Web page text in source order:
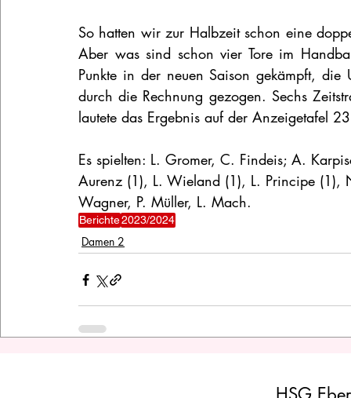
So hatten wir zur Halbzeit schon eine
Aber was sind schon vier Tore im
Punkte in der neuen Saison gekämpft,
durch die Rechnung gezogen. Sechs
lautete das Ergebnis auf der Anzeigetafel
Es spielten: L. Gromer, C. Findeis; A.
Aurenz (1), L. Wieland (1), L. Principe
Wagner, P. Müller, L. Mach.
Berichte2023/2024
Damen 2